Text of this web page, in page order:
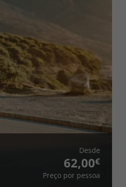
Desde
62,00
Preço por pessoa